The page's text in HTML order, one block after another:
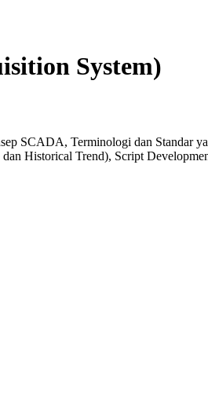
System)
SCADA, Terminologi dan Standar
Historical Trend), Script